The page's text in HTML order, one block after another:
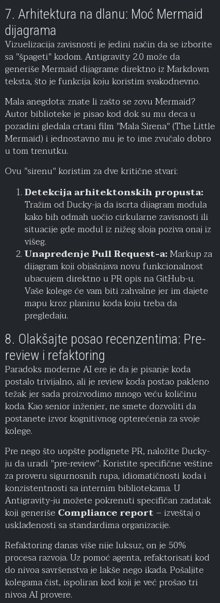
7. Arhitektura na dlanu: Moć Mermaid
dijagrama
Vizuelizacija zavisnosti je jedini način da se izborite
sa "špageti" kodom. Antigravity 2.0 može da
generiše Mermaid dijagrame direktno iz Markdown
teksta, što je funkcija koju koristim svakodnevno.
Mala anegdota: znate li zašto se zovu Mermaid?
Autor biblioteke je pisao kod dok su mu deca u
pozadini gledala crtani film "Mala Sirena" (The Little
Mermaid) i jednostavno mu je to ime zvučalo dobro
u tom trenutku.
Ovu "sirenu" koristim za dve kritične stvari:
Detekcija arhitektonskih propusta:
Tražim od Ducky-ja da iscrta dijagram modula
kako bih odmah uočio cirkularne zavisnosti ili
situacije gde modul iz nižeg sloja poziva onaj iz
višeg.
Unapređenje Pull Request-a:Markup za
dijagram koji objašnjava novu funkcionalnost
ubacujem direktno u PR opis na GitHub-u.
Vaše kolege će vam biti zahvalne jer im dajete
mapu kroz planinu koda koju treba da
pregledaju.
8. Olakšajte posao recenzentima: Pre-
review i refaktoring
Paradoks moderne AI ere je da je pisanje koda
postalo trivijalno, ali je review koda postao pakleno
težak jer sada proizvodimo mnogo veću količinu
koda. Kao senior inženjer, ne smete dozvoliti da
postanete izvor kognitivnog opterećenja za svoje
kolege.
Pre nego što uopšte podignete PR, naložite Ducky-
ju da uradi "pre-review". Koristite specifične veštine
za proveru sigurnosnih rupa, idiomatičnosti koda i
konzistentnosti sa internim bibliotekama. U
Antigravity-ju možete pokrenuti specifičan zadatak
koji generiše Compliance report– izveštaj o
usklađenosti sa standardima organizacije.
Refaktoring danas više nije luksuz, on je 50%
procesa razvoja. Uz pomoć agenta, refaktorisati kod
do nivoa savršenstva je lakše nego ikada. Pošaljite
kolegama čist, ispoliran kod koji je već prošao tri
nivoa AI provere.